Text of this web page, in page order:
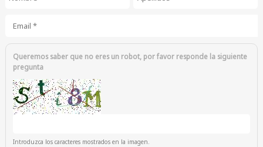
Queremos saber que no eres un robot, por favor responde la siguiente
pregunta
Introduzca los caracteres mostrados en la imagen.